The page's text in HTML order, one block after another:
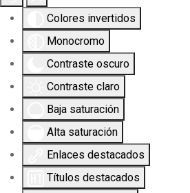
Colores invertidos
Monocromo
Contraste oscuro
Contraste claro
Baja saturación
Alta saturación
Enlaces destacados
Títulos destacados